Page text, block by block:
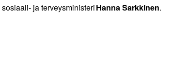
ja terveysministeriHanna Sarkkinen.